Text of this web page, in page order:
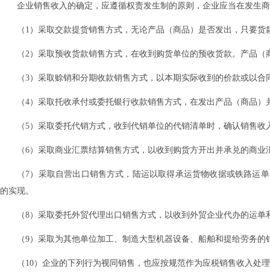
企业销售收入的确定，应遵循权责发生制的原则，企业应当在发生
（1）采取交款提货销售方式，无论产品（商品）是否发出，只要
（2）采取预收货款销售方式，在收到购货单位的预收货款。产品
（3）采取赊销和分期收款销售方式，以本期实际收到的价款或以
（4）采取托收承付或委托银行收款销售方式，在发出产品（商品
（5）采取委托代销方式，收到代销单位的代销清单时，确认销售收
（6）采取商业汇票结算销售方式，以收到购货方开出并承兑的商
（7）采取自营出口销售方式，陆运以取得承运货物收据或铁路
的实现。
（8）采取委托外贸代理出口销售方式，以收到外贸企业代办的运
（9）采取为其他单位加工、制造大型机器设备、船舶和提给劳务
（10）企业的下列行为视同销售，也应按规范作为应税销售收入处